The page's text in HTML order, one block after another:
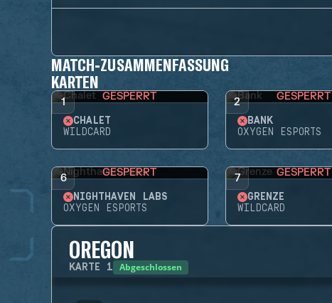
MATCH-ZUSAMMENFASSUNG
KARTEN
1 GESPERRT
CHALET
WILDCARD
2 GESPERRT
BANK
OXYGEN ESPORTS
6 GESPERRT
NIGHTHAVEN LABS
OXYGEN ESPORTS
7 GESPERRT
GRENZE
WILDCARD
OREGON
KARTE 1 Abgeschlossen